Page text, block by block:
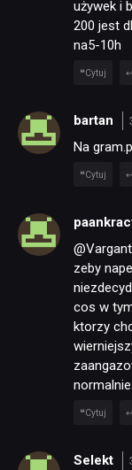
używek i
200 jest
na5-10h
Cytuj
bartan
Na
Cytuj
zeby
cos w
ktorzy
Cytuj
Selekt